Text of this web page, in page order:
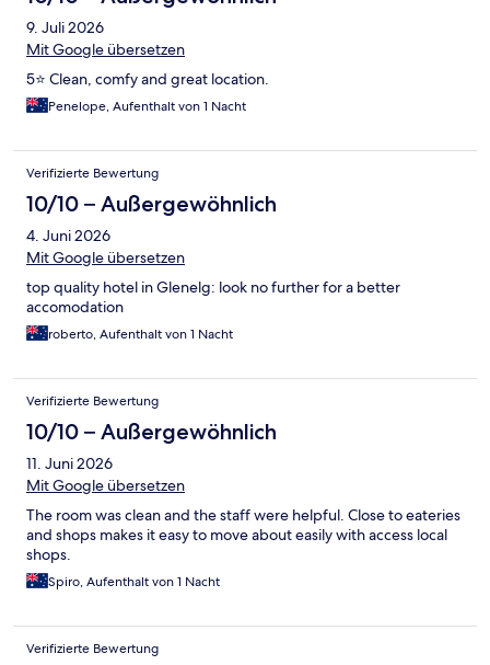
9. Juli 2026
Mit Google übersetzen
5⭐ Clean, comfy and great location.
Penelope, Aufenthalt von 1 Nacht
Verifizierte Bewertung
10/10 – Außergewöhnlich
4. Juni 2026
Mit Google übersetzen
top quality hotel in Glenelg: look no further for a better
accomodation
roberto, Aufenthalt von 1 Nacht
Verifizierte Bewertung
10/10 – Außergewöhnlich
11. Juni 2026
Mit Google übersetzen
The room was clean and the staff were helpful. Close to eateries
and shops makes it easy to move about easily with access local
shops.
Spiro, Aufenthalt von 1 Nacht
Verifizierte Bewertung